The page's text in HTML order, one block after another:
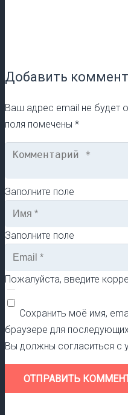
Добавить
Ваш адрес email не будет
поля помечены *
Заполните поле
Заполните поле
Пожалуйста, введите
Сохранить моё имя,
браузере для
Вы должны согласиться с
ОТПРАВИТЬ